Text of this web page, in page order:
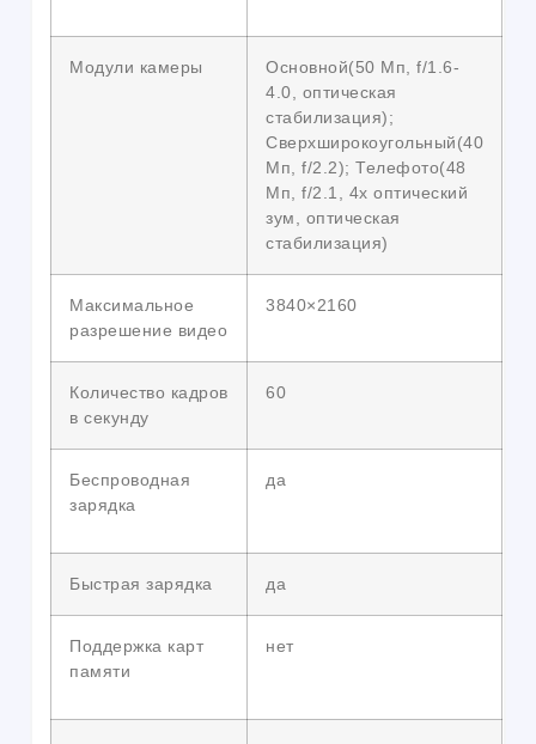
Модули камеры
Основной(50 Мп, f/1.6-
4.0, оптическая
стабилизация);
Сверхширокоугольный(40
Мп, f/2.2); Телефото(48
Мп, f/2.1, 4x оптический
зум, оптическая
стабилизация)
Максимальное
разрешение видео
3840×2160
Количество кадров
в секунду
60
Беспроводная
зарядка
да
Быстрая зарядка да
Поддержка карт
памяти
нет